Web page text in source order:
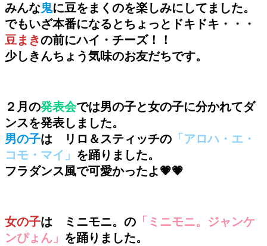
みんな鬼に豆をまくのを楽しみにしてました。
豆まきの前にハイ・チーズ！！
少しきんちょう気味のお友だちです。
２月の発表会では男の子と女の子に分かれてダ
男の子は　リロ＆スティッチの 「アロハ・エ・
コモ・マイ」 を踊りました。
フラダンス風で可愛かったよ💗💗
女の子は　ミニモニ。の 「ミニモニ。ジャンケ
ンぴょん」 を踊りました。